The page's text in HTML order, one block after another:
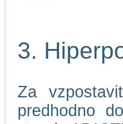
3.
Za
predhodno